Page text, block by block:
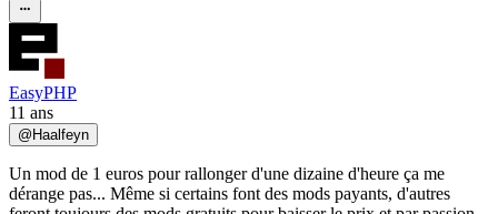
EasyPHP
11 ans
@Haalfeyn
Un mod de 1 euros pour rallonger d'une dizaine d'heure ça me
dérange pas... Même si certains font des mods payants, d'autres